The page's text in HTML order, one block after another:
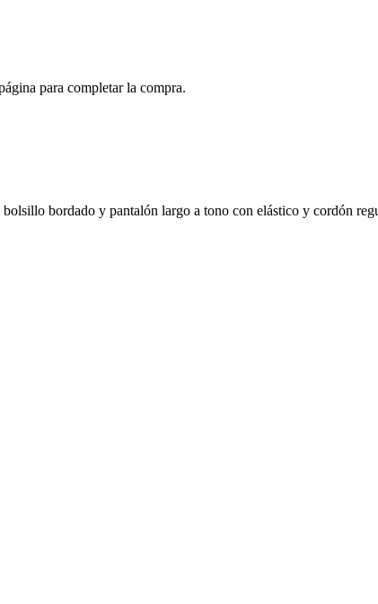
para completar la compra.
bordado y pantalón largo a tono con elástico y cordón